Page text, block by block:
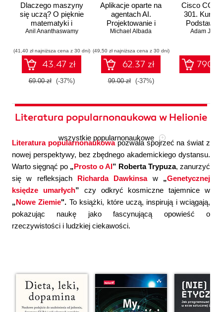
Dlaczego maszyny
się uczą? O pięknie
matematyki i
działaniu
sztucznej
Anil Ananthaswamy
(41,40 zł najniższa cena z 30 dni)
43.47 zł
69.00 zł (-37%)
Aplikacje oparte na
agentach AI.
Projektowanie i
wdrażanie
wieloagentowych
Michael Albada
(49,50 zł najniższa cena z 30 dni)
62.37 zł
99.00 zł (-37%)
Cisco
301. Kurs
Podstawy
Adam
Literatura popularnonaukowa w Helionie
Literatura popularnonaukowapozwala spojrzeć na świat z
nowej perspektywy, bez zbędnego akademickiego dystansu.
Warto sięgnąć po „Prosto o AI” Roberta Trypuza, zanurzyć
się w refleksjach Richarda Dawkinsaw „Genetycznej
księdze umarłych” czy odkryć kosmiczne tajemnice w
„Nowe Ziemie". To książki, które uczą, inspirują i wciągają,
pokazując naukę jako fascynującą opowieść o
rzeczywistości i ludzkiej ciekawości.
wszystkie popularnonaukowe